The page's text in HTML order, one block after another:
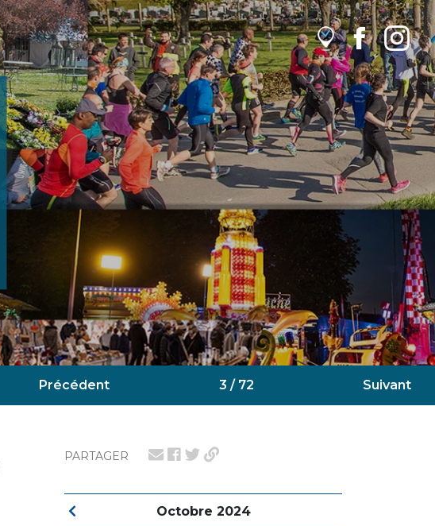
Précédent 3 / 72 Suivant
PARTAGER
Octobre 2024